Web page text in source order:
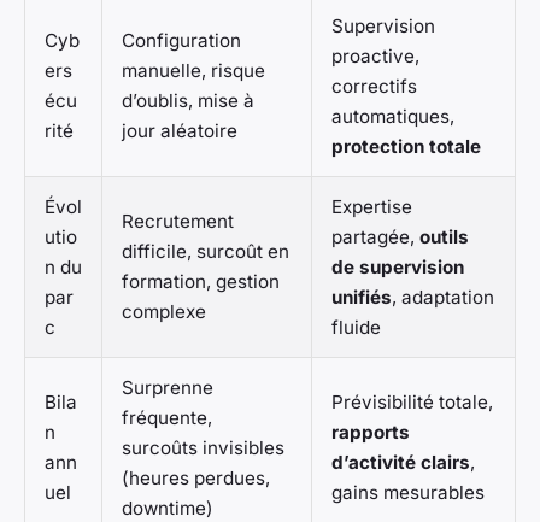
Cyb
ers
écu
rité
Configuration
manuelle, risque
d’oublis, mise à
jour aléatoire
Supervision
proactive,
correctifs
automatiques,
protection totale
Évol
utio
n du
par
c
Recrutement
difficile, surcoût en
formation, gestion
complexe
Expertise
partagée, outils
de supervision
unifiés, adaptation
fluide
Bila
n
ann
uel
Surprenne
fréquente,
surcoûts invisibles
(heures perdues,
downtime)
Prévisibilité totale,
rapports
d’activité clairs,
gains mesurables